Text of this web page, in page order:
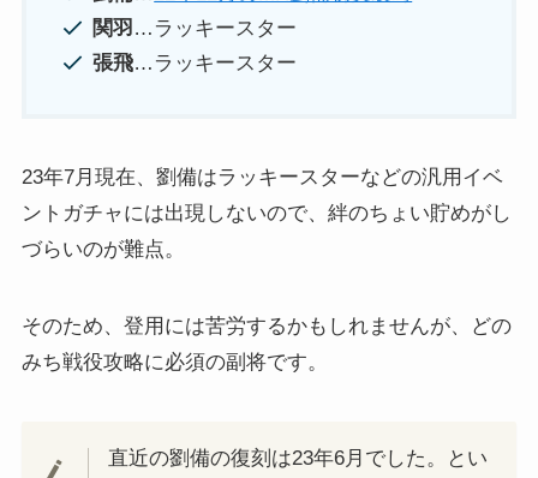
関羽…ラッキースター
張飛…ラッキースター
23年7月現在、劉備はラッキースターなどの汎用イベ
ントガチャには出現しないので、絆のちょい貯めがし
づらいのが難点。
そのため、登用には苦労するかもしれませんが、どの
みち戦役攻略に必須の副将です。
直近の劉備の復刻は23年6月でした。とい